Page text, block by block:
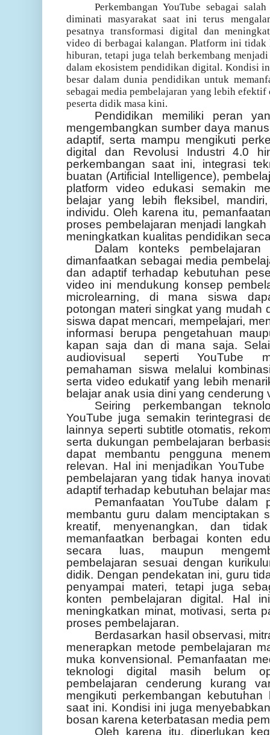
Perkembangan YouTube sebagai
diminati masyarakat saat ini terus
pesatnya transformasi digital dan
video di berbagai kalangan. Platform ini tidak
hiburan, tetapi juga telah berkembang
dalam ekosistem pendidikan digital. Kondisi
besar dalam dunia pendidikan untuk
sebagai media pembelajaran yang lebih
peserta didik masa kini.
Pendidikan memiliki peran
mengembangkan sumber daya
adaptif, serta mampu mengikuti
digital dan Revolusi Industri 4.0
perkembangan saat ini, integrasi
buatan (Artificial Intelligence),
platform video edukasi semakin
belajar yang lebih fleksibel,
individu. Oleh karena itu,
proses pembelajaran menjadi
meningkatkan kualitas pendidikan
Dalam konteks
dimanfaatkan sebagai media
dan adaptif terhadap kebutuhan
video ini mendukung konsep
microlearning, di mana siswa
potongan materi singkat yang mudah
siswa dapat mencari, mempelajari,
informasi berupa pengetahuan
kapan saja dan di mana saja.
audiovisual seperti YouTube
pemahaman siswa melalui
serta video edukatif yang lebih
belajar anak usia dini yang cenderung
Seiring perkembangan
YouTube juga semakin terintegrasi
lainnya seperti subtitle otomatis,
serta dukungan pembelajaran
dapat membantu pengguna
relevan. Hal ini menjadikan
pembelajaran yang tidak hanya
adaptif terhadap kebutuhan belajar
Pemanfaatan YouTube dalam
membantu guru dalam menciptakan
kreatif, menyenangkan, dan
memanfaatkan berbagai konten
secara luas, maupun
pembelajaran sesuai dengan
didik. Dengan pendekatan ini, guru
penyampai materi, tetapi juga
konten pembelajaran digital. Hal
meningkatkan minat, motivasi, serta
proses pembelajaran.
Berdasarkan hasil observasi,
menerapkan metode pembelajaran
muka konvensional. Pemanfaatan
teknologi digital masih belum
pembelajaran cenderung kurang
mengikuti perkembangan
saat ini. Kondisi ini juga
bosan karena keterbatasan media
Oleh karena itu, diperlukan